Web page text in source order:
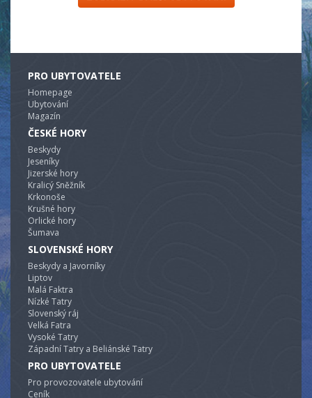
PRO UBYTOVATELE
Homepage
Ubytování
Magazín
ČESKÉ HORY
Beskydy
Jeseníky
Jizerské hory
Kralicý Sněžník
Krkonoše
Krušné hory
Orlické hory
Šumava
SLOVENSKÉ HORY
Beskydy a Javorníky
Liptov
Malá Faktra
Nízké Tatry
Slovenský ráj
Velká Fatra
Vysoké Tatry
Západní Tatry a Beliánské Tatry
PRO UBYTOVATELE
Pro provozovatele ubytování
Ceník